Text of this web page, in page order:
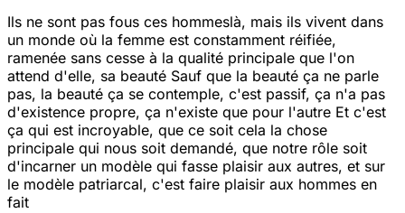
Ils ne sont pas fous ces hommeslà, mais ils vivent dans
un monde où la femme est constamment réifiée,
ramenée sans cesse à la qualité principale que l'on
attend d'elle, sa beauté Sauf que la beauté ça ne parle
pas, la beauté ça se contemple, c'est passif, ça n'a pas
d'existence propre, ça n'existe que pour l'autre Et c'est
ça qui est incroyable, que ce soit cela la chose
principale qui nous soit demandé, que notre rôle soit
d'incarner un modèle qui fasse plaisir aux autres, et sur
le modèle patriarcal, c'est faire plaisir aux hommes en
fait